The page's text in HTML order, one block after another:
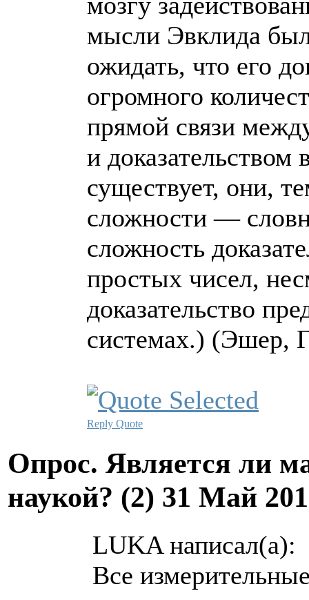
мысли Эвклида
ожидать, что его
огромного
прямой связи
и
существует, они,
сложности —
сложность
простых чисел,
доказательство
системах.) (Эшер,
Reply Quote
Опрос. Является ли
наукой? (2) 31 Май
LUKA написал(а):
Все